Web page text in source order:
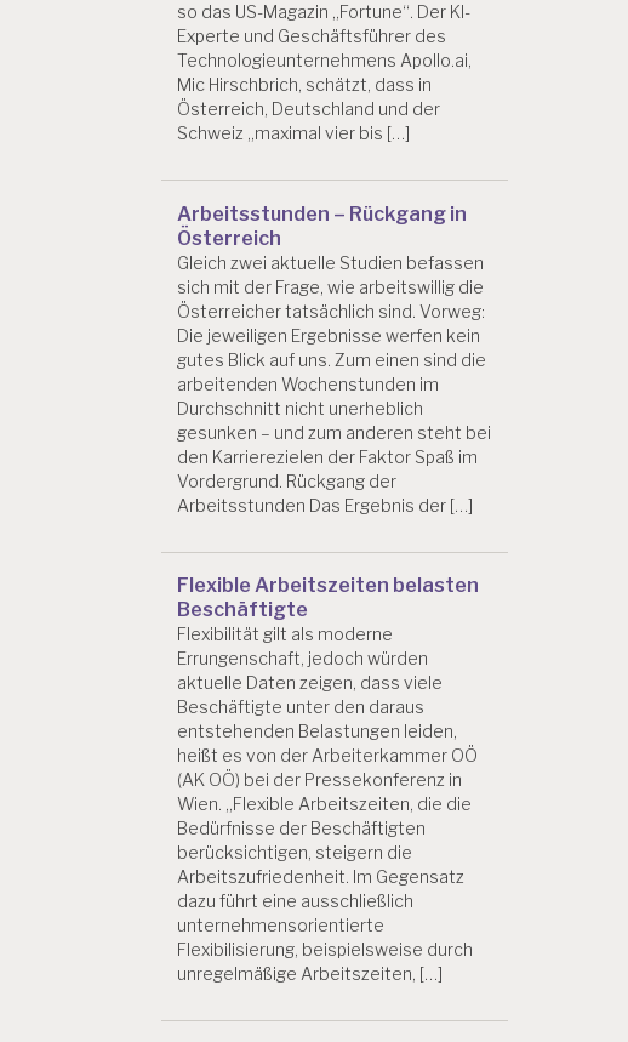
so das US-Magazin „Fortune“. Der KI-
Experte und Geschäftsführer des
Technologieunternehmens Apollo.ai,
Mic Hirschbrich, schätzt, dass in
Österreich, Deutschland und der
Schweiz „maximal vier bis […]
Arbeitsstunden – Rückgang in
Österreich
Gleich zwei aktuelle Studien befassen
sich mit der Frage, wie arbeitswillig die
Österreicher tatsächlich sind. Vorweg:
Die jeweiligen Ergebnisse werfen kein
gutes Blick auf uns. Zum einen sind die
arbeitenden Wochenstunden im
Durchschnitt nicht unerheblich
gesunken – und zum anderen steht bei
den Karrierezielen der Faktor Spaß im
Vordergrund. Rückgang der
Arbeitsstunden Das Ergebnis der […]
Flexible Arbeitszeiten belasten
Beschäftigte
Flexibilität gilt als moderne
Errungenschaft, jedoch würden
aktuelle Daten zeigen, dass viele
Beschäftigte unter den daraus
entstehenden Belastungen leiden,
heißt es von der Arbeiterkammer OÖ
(AK OÖ) bei der Pressekonferenz in
Wien. „Flexible Arbeitszeiten, die die
Bedürfnisse der Beschäftigten
berücksichtigen, steigern die
Arbeitszufriedenheit. Im Gegensatz
dazu führt eine ausschließlich
unternehmensorientierte
Flexibilisierung, beispielsweise durch
unregelmäßige Arbeitszeiten, […]